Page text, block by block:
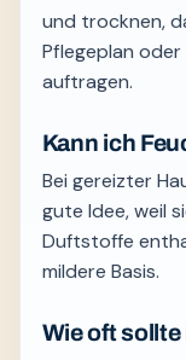
und trocknen,
Pflegeplan oder
auftragen.
Kann ich
Bei gereizter
gute Idee, weil
Duftstoffe
mildere Basis.
Wie oft